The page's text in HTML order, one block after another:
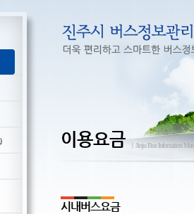
이용요금 ㅣJinju Bus Infomation
시내버스요금